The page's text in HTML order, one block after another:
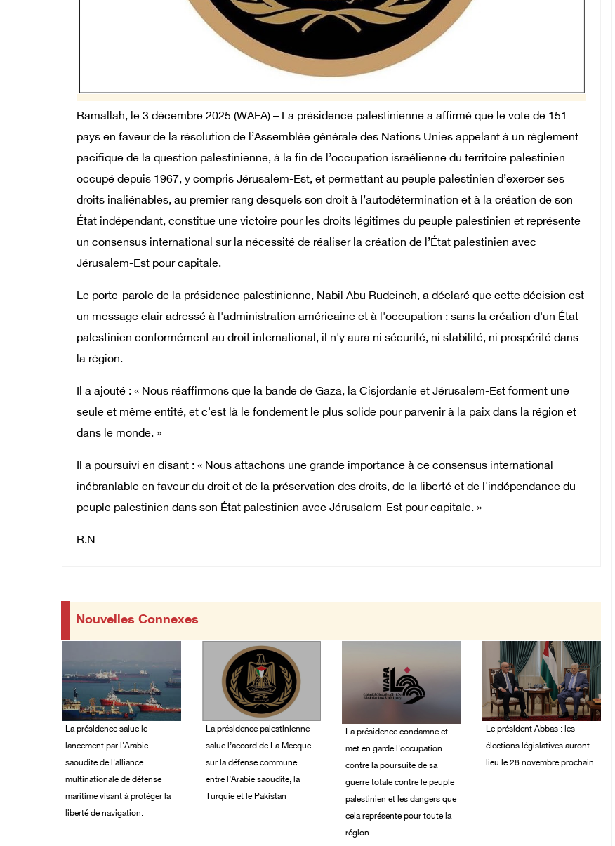
Ramallah, le 3 décembre 2025 (WAFA) – La présidence palestinienne a affirmé que le vote de 151
pays en faveur de la résolution de l’Assemblée générale des Nations Unies appelant à un règlement
pacifique de la question palestinienne, à la fin de l’occupation israélienne du territoire palestinien
occupé depuis 1967, y compris Jérusalem-Est, et permettant au peuple palestinien d’exercer ses
droits inaliénables, au premier rang desquels son droit à l’autodétermination et à la création de son
État indépendant, constitue une victoire pour les droits légitimes du peuple palestinien et représente
un consensus international sur la nécessité de réaliser la création de l’État palestinien avec
Jérusalem-Est pour capitale.
Le porte-parole de la présidence palestinienne, Nabil Abu Rudeineh, a déclaré que cette décision est
un message clair adressé à l'administration américaine et à l'occupation : sans la création d'un État
palestinien conformément au droit international, il n'y aura ni sécurité, ni stabilité, ni prospérité dans
la région.
Il a ajouté : « Nous réaffirmons que la bande de Gaza, la Cisjordanie et Jérusalem-Est forment une
seule et même entité, et c'est là le fondement le plus solide pour parvenir à la paix dans la région et
dans le monde. »
Il a poursuivi en disant : « Nous attachons une grande importance à ce consensus international
inébranlable en faveur du droit et de la préservation des droits, de la liberté et de l'indépendance du
peuple palestinien dans son État palestinien avec Jérusalem-Est pour capitale. »
R.N
Nouvelles Connexes
La présidence salue le
lancement par l'Arabie
saoudite de l'alliance
multinationale de défense
maritime visant à protéger la
liberté de navigation.
La présidence palestinienne
salue l’accord de La Mecque
sur la défense commune
entre l’Arabie saoudite, la
Turquie et le Pakistan
La présidence condamne et
met en garde l'occupation
contre la poursuite de sa
guerre totale contre le peuple
palestinien et les dangers que
cela représente pour toute la
région
Le président Abbas : les
élections législatives auront
lieu le 28 novembre prochain